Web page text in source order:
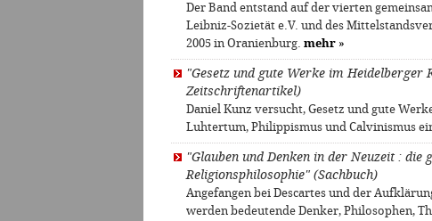
Der Band entstand auf der vierten
Leibniz-Sozietät e.V. und des
2005 in Oranienburg. mehr »
"Gesetz und gute Werke im Heidelberger
Zeitschriftenartikel)
Daniel Kunz versucht, Gesetz und gute
Luhtertum, Philippismus und Calvinismus
"Glauben und Denken in der Neuzeit : die
Religionsphilosophie" (Sachbuch)
Angefangen bei Descartes und der
werden bedeutende Denker, Philosophen,